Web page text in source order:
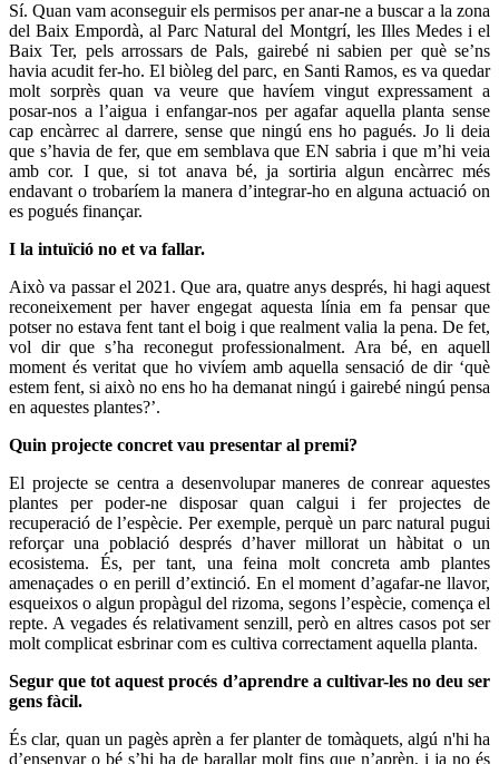
Sí. Quan vam aconseguir els permisos per anar-ne a buscar a la zona
del Baix Empordà, al Parc Natural del Montgrí, les Illes Medes i el
Baix Ter, pels arrossars de Pals, gairebé ni sabien per què se’ns
havia acudit fer-ho. El biòleg del parc, en Santi Ramos, es va quedar
molt sorprès quan va veure que havíem vingut expressament a
posar-nos a l’aigua i enfangar-nos per agafar aquella planta sense
cap encàrrec al darrere, sense que ningú ens ho pagués. Jo li deia
que s’havia de fer, que em semblava que EN sabria i que m’hi veia
amb cor. I que, si tot anava bé, ja sortiria algun encàrrec més
endavant o trobaríem la manera d’integrar-ho en alguna actuació on
es pogués finançar.
I la intuïció no et va fallar.
Això va passar el 2021. Que ara, quatre anys després, hi hagi aquest
reconeixement per haver engegat aquesta línia em fa pensar que
potser no estava fent tant el boig i que realment valia la pena. De fet,
vol dir que s’ha reconegut professionalment. Ara bé, en aquell
moment és veritat que ho vivíem amb aquella sensació de dir ‘què
estem fent, si això no ens ho ha demanat ningú i gairebé ningú pensa
en aquestes plantes?’.
Quin projecte concret vau presentar al premi?
El projecte se centra a desenvolupar maneres de conrear aquestes
plantes per poder-ne disposar quan calgui i fer projectes de
recuperació de l’espècie. Per exemple, perquè un parc natural pugui
reforçar una població després d’haver millorat un hàbitat o un
ecosistema. És, per tant, una feina molt concreta amb plantes
amenaçades o en perill d’extinció. En el moment d’agafar-ne llavor,
esqueixos o algun propàgul del rizoma, segons l’espècie, comença el
repte. A vegades és relativament senzill, però en altres casos pot ser
molt complicat esbrinar com es cultiva correctament aquella planta.
Segur que tot aquest procés d’aprendre a cultivar-les no deu ser
gens fàcil.
És clar, quan un pagès aprèn a fer planter de tomàquets, algú n'hi ha
d’ensenyar o bé s’hi ha de barallar molt fins que n’aprèn, i ja no és